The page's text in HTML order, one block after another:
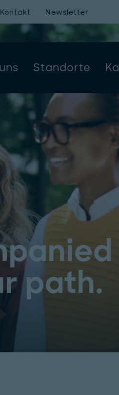
Standorte
Kontakt Newsletter
path.